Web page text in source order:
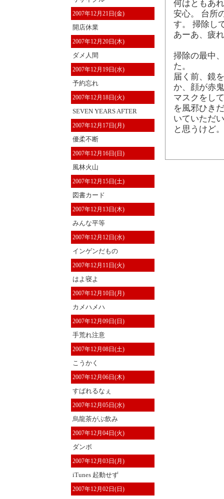
2007年12月21日(金)
開店休業
2007年12月20日(木)
ダメ人間
2007年12月19日(水)
予約忘れ
2007年12月18日(火)
SEVEN YEARS AFTER
2007年12月17日(月)
優柔不断
2007年12月16日(日)
風林火山
2007年12月15日(土)
図書カード
2007年12月13日(木)
みんな平等
2007年12月12日(水)
インゲンだもの
2007年12月11日(火)
はよ寝よ
2007年12月10日(月)
カメハメハ
2007年12月09日(日)
手荒れ注意
2007年12月08日(土)
こうかく
2007年12月06日(木)
すばれるなぇ
2007年12月05日(水)
烏龍茶がぶ飲み
2007年12月04日(火)
ダンボ
2007年12月03日(月)
iTunes 起動せず
2007年12月02日(日)
何はともあ
安心。 台所
す。 掃除し
あーあ、疲
掃除の最中
た。
届く前、鏡
か、顔が赤
マスクをし
を風邪ひき
いていただ
と思うけど。